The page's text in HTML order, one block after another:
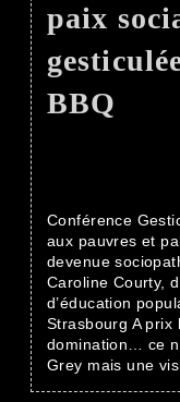
paix
BBQ
Conférence
aux pauvres et
devenue
Caroline Courty,
d’éducation
Strasbourg A
domination… ce
Grey mais une